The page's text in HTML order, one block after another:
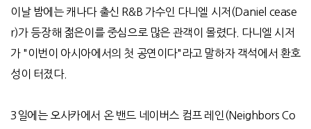
이날 밤에는 캐나다 출신 R&B 가수인 다니엘 시저(Daniel cease
r)가 등장해 젊은이를 중심으로 많은 관객이 몰렸다. 다니엘 시저
가 "이번이 아시아에서의 첫 공연이다"라고 말하자 객석에서 환호
성이 터졌다.
3일에는 오사카에서 온 밴드 네이버스 컴프 레인(Neighbors Co